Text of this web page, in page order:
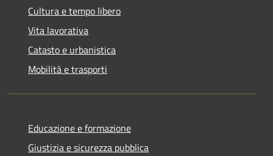
Cultura e tempo libero
Vita lavorativa
Catasto e urbanistica
Mobilità e trasporti
Educazione e formazione
Giustizia e sicurezza pubblica